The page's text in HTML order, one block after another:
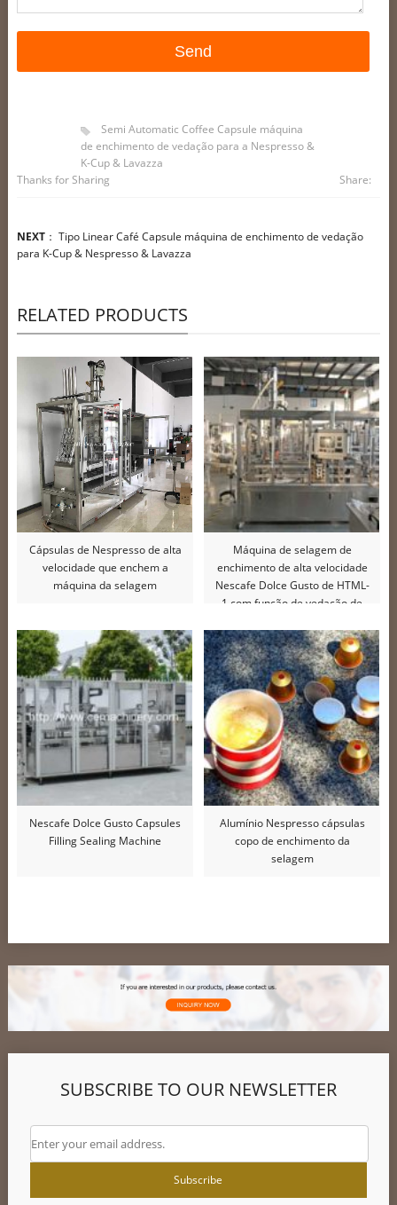
Semi Automatic Coffee Capsule máquina
de enchimento de vedação para a Nespresso &
K-Cup & Lavazza
Thanks for Sharing
Share:
NEXT： Tipo Linear Café Capsule máquina de enchimento de vedação
para K-Cup & Nespresso & Lavazza
RELATED PRODUCTS
Cápsulas de Nespresso de alta
velocidade que enchem a
máquina da selagem
Máquina de selagem de
enchimento de alta velocidade
Nescafe Dolce Gusto de HTML-
1 com função de vedação de
Nescafe Dolce Gusto Capsules
Filling Sealing Machine
Alumínio Nespresso cápsulas
copo de enchimento da
selagem
SUBSCRIBE TO OUR NEWSLETTER